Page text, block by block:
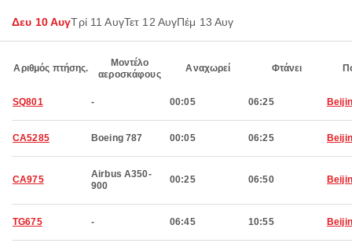
Δευ 10 ΑυγΤρί 11 ΑυγΤετ 12 ΑυγΠέμ 13 Αυγ
Αριθμός πτήσης.
Μοντέλο
αεροσκάφους
Αναχωρεί Φτάνει
SQ801 - 00:05 06:25
CA5285 Boeing 787 00:05 06:25
CA975
Airbus A350-
900
00:25 06:50
TG675 - 06:45 10:55